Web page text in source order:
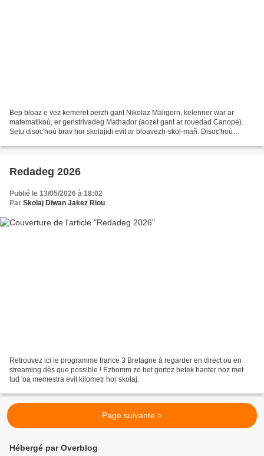
Bep bloaz e vez kemeret perzh gant Nikolaz Maligorn, kelenner war ar
matematikoù, er genstrivadeg Mathador (aozet gant ar rouedad Canopé).
Setu disoc'hoù brav hor skolajidi evit ar bloavezh-skol-mañ. Disoc'hoù
Redadeg 2026
Publié le 13/05/2026 à 18:02
Par Skolaj Diwan Jakez Riou
Retrouvez ici le programme france 3 Bretagne à regarder en direct ou en
streaming dès que possible ! Ezhomm zo bet gortoz betek hanter noz met
tud 'oa memestra evit kilometr hor skolaj.
Page suivante >
Hébergé par Overblog